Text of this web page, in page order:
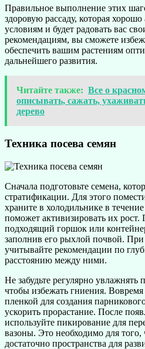
Правильное выполнение этих
здоровую рассаду, которая
условиям и будет радовать вас
рекомендациям, вы сможете
обеспечить вашим растениям
дальнейшего развития.
Читайте также: Все о
описывать, сажать,
дерево
Техника посева семян
Сначала подготовьте семена,
стратификации. Для этого
храните в холодильнике в
поможет активизировать их рост.
подходящий горшок или
заполнив его рыхлой почвой. При
учитывайте рекомендации по
расстоянию между ними.
Не забудьте регулярно увлажнять
чтобы избежать гниения.
пленкой для создания
ускорить прорастание. После
используйте пикирование для
вазоны. Это необходимо для
достаточно пространства для